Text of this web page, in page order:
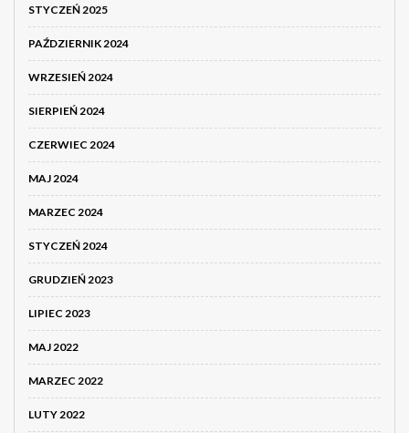
STYCZEŃ 2025
PAŹDZIERNIK 2024
WRZESIEŃ 2024
SIERPIEŃ 2024
CZERWIEC 2024
MAJ 2024
MARZEC 2024
STYCZEŃ 2024
GRUDZIEŃ 2023
LIPIEC 2023
MAJ 2022
MARZEC 2022
LUTY 2022